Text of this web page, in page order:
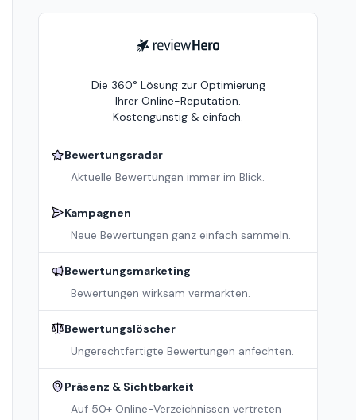
ReviewHero
Die 360° Lösung zur Optimierung
Ihrer Online-Reputation.
Kostengünstig & einfach.
Bewertungsradar
Aktuelle Bewertungen immer im Blick.
Kampagnen
Neue Bewertungen ganz einfach sammeln.
Bewertungsmarketing
Bewertungen wirksam vermarkten.
Bewertungslöscher
Ungerechtfertigte Bewertungen anfechten.
Präsenz & Sichtbarkeit
Auf 50+ Online-Verzeichnissen vertreten